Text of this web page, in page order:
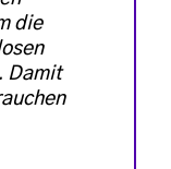
die
Damit